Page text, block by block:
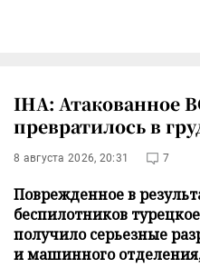
IHA: Атакованное
превратилось в
8 августа 2026, 20:31 7
Поврежденное в
беспилотников
получило серьезные
и машинного